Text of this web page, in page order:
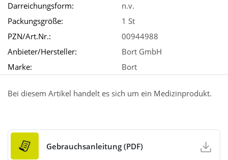
Darreichungsform:
n.v.
Packungsgröße:
1 St
PZN/Art.Nr.:
00944988
Anbieter/Hersteller:
Bort GmbH
Marke:
Bort
Bei diesem Artikel handelt es sich um ein Medizinprodukt.
Gebrauchsanleitung (PDF)